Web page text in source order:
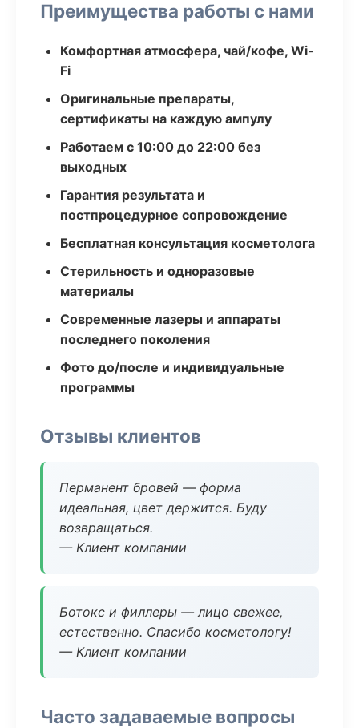
Преимущества работы с нами
Комфортная атмосфера, чай/кофе, Wi-
Fi
Оригинальные препараты,
сертификаты на каждую ампулу
Работаем с 10:00 до 22:00 без
выходных
Гарантия результата и
постпроцедурное сопровождение
Бесплатная консультация косметолога
Стерильность и одноразовые
материалы
Современные лазеры и аппараты
последнего поколения
Фото до/после и индивидуальные
программы
Отзывы клиентов
Перманент бровей — форма
идеальная, цвет держится. Буду
возвращаться.
— Клиент компании
Ботокс и филлеры — лицо свежее,
естественно. Спасибо косметологу!
— Клиент компании
Часто задаваемые вопросы